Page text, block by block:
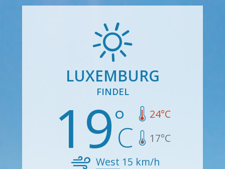
LUXEMBURG
FINDEL
19 24°C
17°C
West 15 km/h